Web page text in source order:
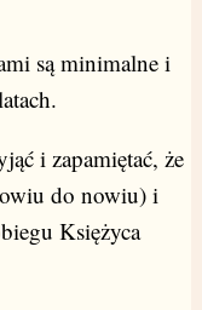
są minimalne i
i zapamiętać, że
do nowiu) i
Księżyca